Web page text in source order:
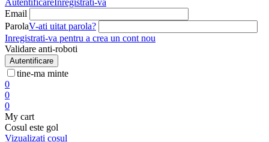
AutentificareInregistrati-va
Email
ParolaV-ati uitat parola?
Inregistrati-va pentru a crea un cont nou
Validare anti-roboti
Autentificare
tine-ma minte
0
0
0
My cart
Cosul este gol
Vizualizati cosul